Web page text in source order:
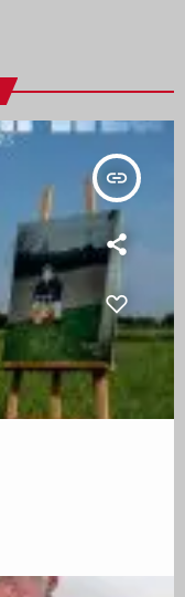
insert_link